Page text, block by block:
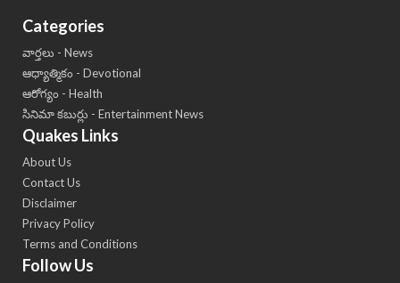
Categories
వార్తలు - News
ఆధ్యాత్మికం - Devotional
ఆరోగ్యం - Health
సినిమా కబుర్లు - Entertainment News
Quakes Links
About Us
Contact Us
Disclaimer
Privacy Policy
Terms and Conditions
Follow Us